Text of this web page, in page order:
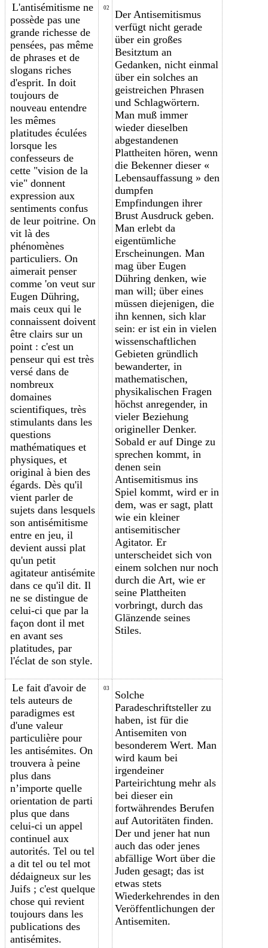
L'antisémitisme ne
possède pas une
grande richesse de
pensées, pas même
de phrases et de
slogans riches
d'esprit. In doit
toujours de
nouveau entendre
les mêmes
platitudes éculées
lorsque les
confesseursde
cette "vision de la
vie" donnent
expression aux
sentiments confus
de leur poitrine. On
vit là des
phénomènes
particuliers. On
aimeraitpenser
comme 'on veut sur
Eugen Dühring,
mais ceux qui le
connaissent doivent
être clairs sur un
point : c'est un
penseur qui est très
versé dans de
nombreux
domaines
scientifiques, très
stimulants dans les
questions
mathématiques et
physiques, et
original à bien des
égards. Dès qu'il
vient parler de
sujets dans lesquels
son antisémitisme
entre en jeu, il
devient aussi plat
qu'un petit
agitateur antisémite
dans ce qu'il dit. Il
ne se distingue de
celui-ci que par la
façon dont il met
en avant ses
platitudes, par
l'éclat de son style.
02
Der Antisemitismus
verfügt nicht gerade
über ein großes
Besitztum an
Gedanken, nicht einmal
über ein solches an
geistreichen Phrasen
und Schlagwörtern.
Man muß immer
wieder dieselben
abgestandenen
Plattheiten hören, wenn
die Bekenner dieser «
Lebensauffassung » den
dumpfen
Empfindungen ihrer
Brust Ausdruck geben.
Man erlebt da
eigentümliche
Erscheinungen. Man
mag über Eugen
Dühring denken, wie
man will; über eines
müssen diejenigen, die
ihn kennen, sich klar
sein: er ist ein in vielen
wissenschaftlichen
Gebieten gründlich
bewanderter, in
mathematischen,
physikalischen Fragen
höchst anregender, in
vieler Beziehung
origineller Denker.
Sobald er auf Dinge zu
sprechen kommt, in
denen sein
Antisemitismus ins
Spiel kommt, wird er in
dem, was er sagt, platt
wie ein kleiner
antisemitischer
Agitator. Er
unterscheidet sich von
einem solchen nur noch
durch die Art, wie er
seine Plattheiten
vorbringt, durch das
Glänzende seines
Stiles.
Le fait d'avoir de
tels auteurs de
paradigmes est
d'une valeur
particulière pour
les antisémites. On
trouvera à peine
plus dans
n’importe quelle
orientation departi
plus quedans
celui-ci un appel
continuel aux
autorités. Tel ou tel
a dit tel ou tel mot
dédaigneuxsur les
Juifs ; c'est quelque
chose qui revient
toujours dans les
publications des
antisémites.
03
Solche
Paradeschriftsteller zu
haben, ist für die
Antisemiten von
besonderem Wert. Man
wird kaum bei
irgendeiner
Parteirichtung mehr als
bei dieser ein
fortwährendes Berufen
auf Autoritäten finden.
Der und jener hat nun
auch das oder jenes
abfällige Wort über die
Juden gesagt; das ist
etwas stets
Wiederkehrendes in den
Veröffentlichungen der
Antisemiten.